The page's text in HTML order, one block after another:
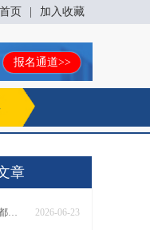
页 加入收藏
报名通道>>
章
2026中职教师资格证都考哪些 2026-06-23